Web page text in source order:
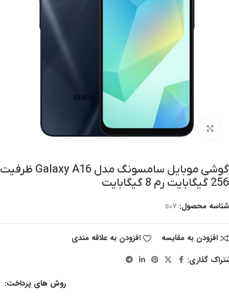
بزرگنمایی تصویر
گوشی موبایل سامسونگ مدل Galaxy A16 ظرفیت
256 گیگابایت رم 8 گیگابایت
شناسه محصول: s07
افزودن به مقایسه
افزودن به علاقه مندی
گذاری:
روش های پرداخت: